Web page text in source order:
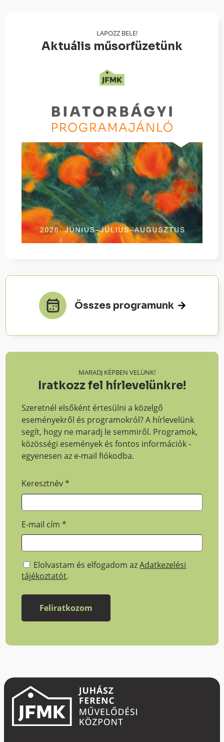
LAPOZZ BELE!
Aktuális műsorfüzetünk
Összes programunk
MARADJ KÉPBEN VELÜNK!
Iratkozz fel hírlevelünkre!
Szeretnél elsőként értesülni a közelgő
eseményekről és programokról? A hírlevelünk
segít, hogy ne maradj le semmiről. Programok,
közösségi események és fontos információk -
egyenesen az e-mail fiókodba.
Keresztnév*
E-mail cím*
Elolvastam és elfogadom azAdatkezelési
tájékoztatót.